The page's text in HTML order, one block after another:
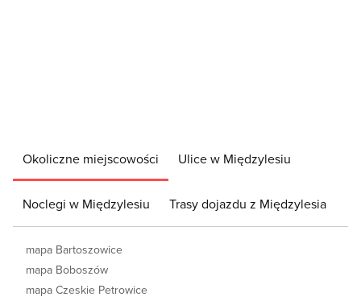
Okoliczne miejscowości Ulice w Międzylesiu
Noclegi w Międzylesiu Trasy dojazdu z Międzylesia
mapa Bartoszowice
mapa Boboszów
mapa Czeskie Petrowice